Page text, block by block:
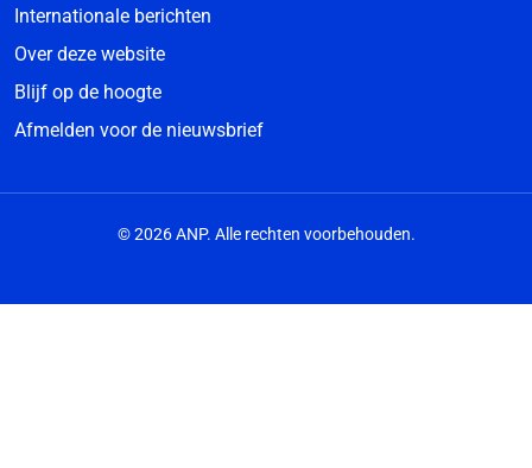
Internationale berichten
Over deze website
Blijf op de hoogte
Afmelden voor de nieuwsbrief
© 2026 ANP. Alle rechten voorbehouden.